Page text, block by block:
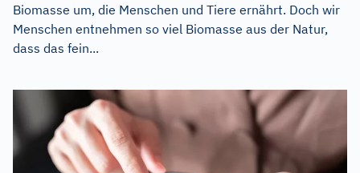
Biomasse um, die Menschen und Tiere ernährt. Doch wir
Menschen entnehmen so viel Biomasse aus der Natur,
dass das fein...